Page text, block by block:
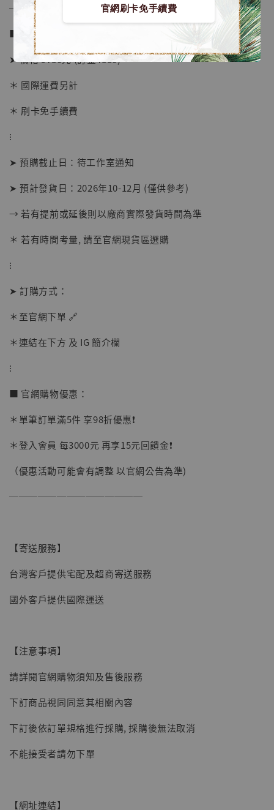
官網刷卡免手續費
摩 [7STARS Studio]
NT$ 1,500
NT$ 1,870
【現貨】BJSTUDIO 1/6系列可動蒐藏人偶 讓
子彈飛 鵝城縣長 張麻子 [BK01]
NT$ 5,300
──────────────
■ 販售資訊 (NT$)：
➤ 價格 9780元 (訂金4880)
＊ 國際運費另計
＊ 刷卡免手續費
⁝
➤ 預購截止日：待工作室通知
➤ 預計發貨日：2026年10-12月 (僅供參考)
→ 若有提前或延後則以廠商實際發貨時間為準
＊ 若有時間考量, 請至官網現貨區選購
⁝
➤ 訂購方式：
＊至官網下單 🔗
＊連結在下方 及 IG 簡介欄
⁝
■ 官網購物優惠：
＊單筆訂單滿5件 享98折優惠❗️
＊登入會員 每3000元 再享15元回饋金❗️
（優惠活動可能會有調整 以官網公告為準)
──────────────
【寄送服務】
台灣客戶提供宅配及超商寄送服務
國外客戶提供國際運送
【注意事項】
請詳閱官網購物須知及售後服務
下訂商品視同同意其相關內容
下訂後依訂單規格進行採購, 採購後無法取消
不能接受者請勿下單
【網址連結】